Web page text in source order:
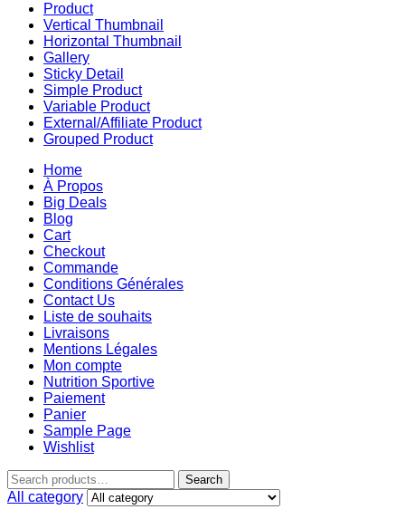
Product
Vertical Thumbnail
Horizontal Thumbnail
Gallery
Sticky Detail
Simple Product
Variable Product
External/Affiliate Product
Grouped Product
Home
À Propos
Big Deals
Blog
Cart
Checkout
Commande
Conditions Générales
Contact Us
Liste de souhaits
Livraisons
Mentions Légales
Mon compte
Nutrition Sportive
Paiement
Panier
Sample Page
Wishlist
Search
for:
Search
All category